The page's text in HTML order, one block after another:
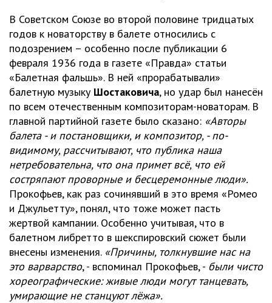
В Советском Союзе во второй половине тридцатых
годов к новаторству в балете относились с
подозрением – особенно после публикации 6
февраля 1936 года в газете «Правда» статьи
«Балетная фальшь». В ней «прорабатывали»
балетную музыку Шостаковича, но удар был нанесён
по всем отечественным композиторам-новаторам. В
главной партийной газете было сказано: «Авторы
балета - и постановщики, и композитор, - по-
видимому, рассчитывают, что публика наша
нетребовательна, что она примет всё, что ей
состряпают проворные и бесцеремонные люди».
Прокофьев, как раз сочинявший в это время «Ромео
и Джульетту», понял, что тоже может пасть
жертвой кампании. Особенно учитывая, что в
балетном либретто в шекспировский сюжет были
внесены изменения. «Причины, толкнувшие нас на
это варварство, - вспоминал Прокофьев, - были чисто
хореографические: живые люди могут танцевать,
умирающие не станцуют лёжа».